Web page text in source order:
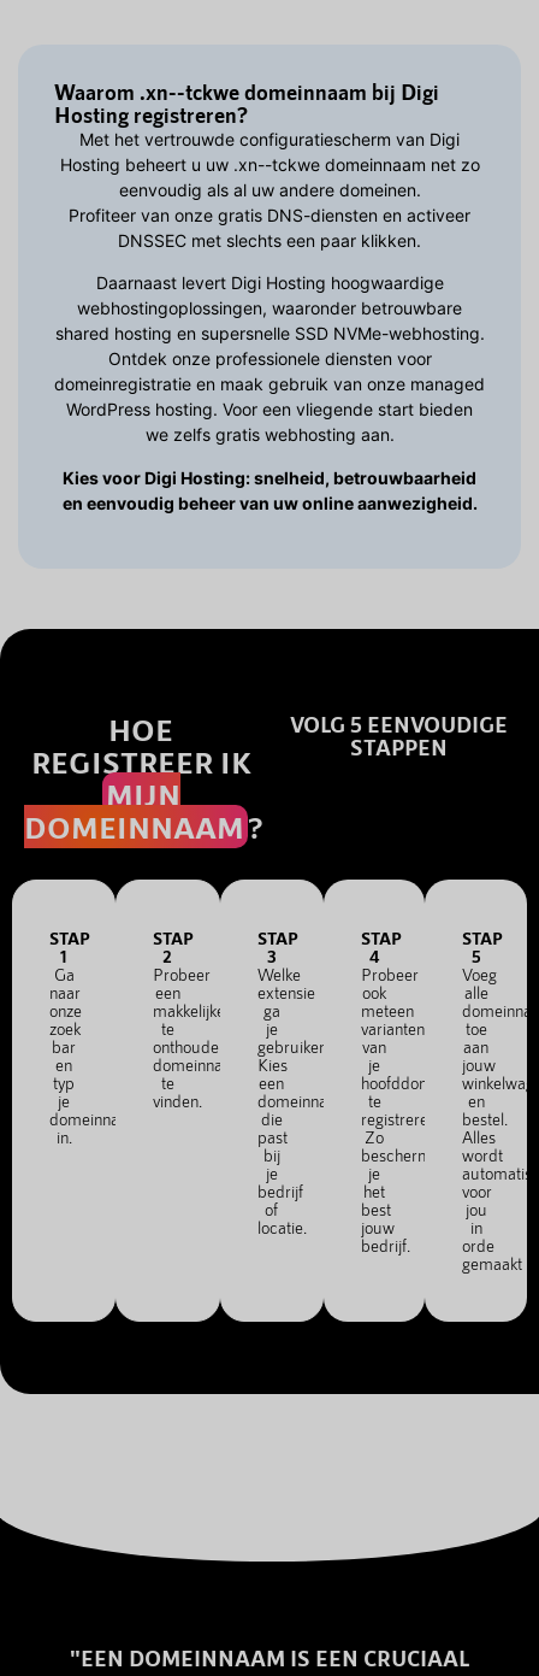
Waarom .xn--tckwe domeinnaam bij Digi
Hosting registreren?
Met het vertrouwde configuratiescherm van Digi
Hosting beheert u uw .xn--tckwe domeinnaam net zo
eenvoudig als al uw andere domeinen.
Profiteer van onze gratis DNS-diensten en activeer
DNSSEC met slechts een paar klikken.
Daarnaast levert Digi Hosting hoogwaardige
webhostingoplossingen, waaronder betrouwbare
shared hosting en supersnelle SSD NVMe-webhosting.
Ontdek onze professionele diensten voor
domeinregistratie en maak gebruik van onze managed
WordPress hosting. Voor een vliegende start bieden
we zelfs gratis webhosting aan.
Kies voor Digi Hosting: snelheid, betrouwbaarheid
en eenvoudig beheer van uw online aanwezigheid.
HOE
REGISTREER IK
MIJN
DOMEINNAAM ?
VOLG 5 EENVOUDIGE
STAPPEN
STAP
1
Ga
naar
onze
zoek
bar
en
typ
je
domeinnaam
in.
STAP
2
Probeer
een
makkelijke
te
onthouden
domeinnaam
te
vinden.
STAP
3
Welke
extensie
ga
je
gebruiken?
Kies
een
domeinnaam
die
past
bij
je
bedrijf
of
locatie.
STAP
4
Probeer
ook
meteen
varianten
van
je
hoofddomein
te
registreren.
Zo
bescherm
je
het
best
jouw
bedrijf.
STAP
5
Voeg
alle
toe
aan
jouw
en
bestel.
Alles
wordt
voor
jou
in
orde
gemaakt
"EEN DOMEINNAAM IS EEN CRUCIAAL